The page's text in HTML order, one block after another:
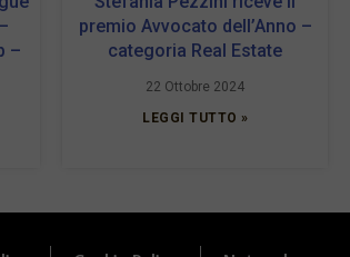
–
premio Avvocato dell’Anno –
categoria Real Estate
22 Ottobre 2024
LEGGI TUTTO »